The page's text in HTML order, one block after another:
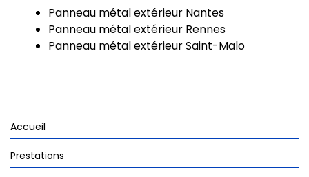
Panneau métal extérieur Nantes
Panneau métal extérieur Rennes
Panneau métal extérieur Saint-Malo
Accueil
Prestations